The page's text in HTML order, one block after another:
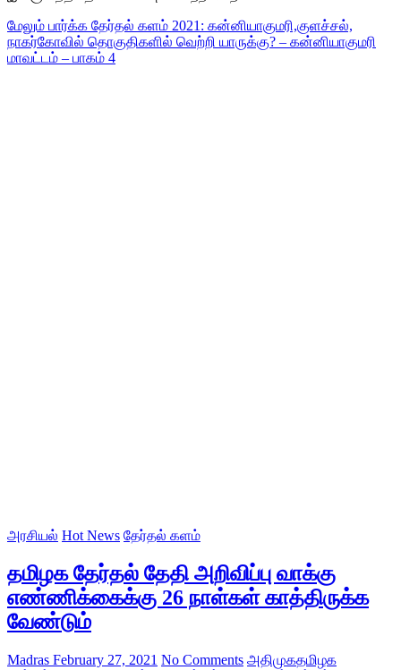
மேலும் பார்க்க தேர்தல் களம் 2021: கன்னியாகுமரி,குளச்சல்,
நாகர்கோவில் தொகுதிகளில் வெற்றி யாருக்கு? – கன்னியாகுமரி
மாவட்டம் – பாகம் 4
அரசியல் Hot News தேர்தல் களம்
தமிழக தேர்தல் தேதி அறிவிப்பு வாக்கு
எண்ணிக்கைக்கு 26 நாள்கள் காத்திருக்க
வேண்டும்
Madras February 27, 2021 No Comments அதிமுகதமிழக